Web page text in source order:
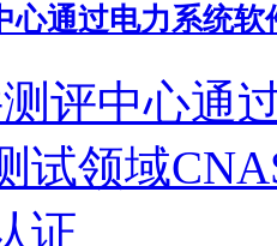
心通过电力系统